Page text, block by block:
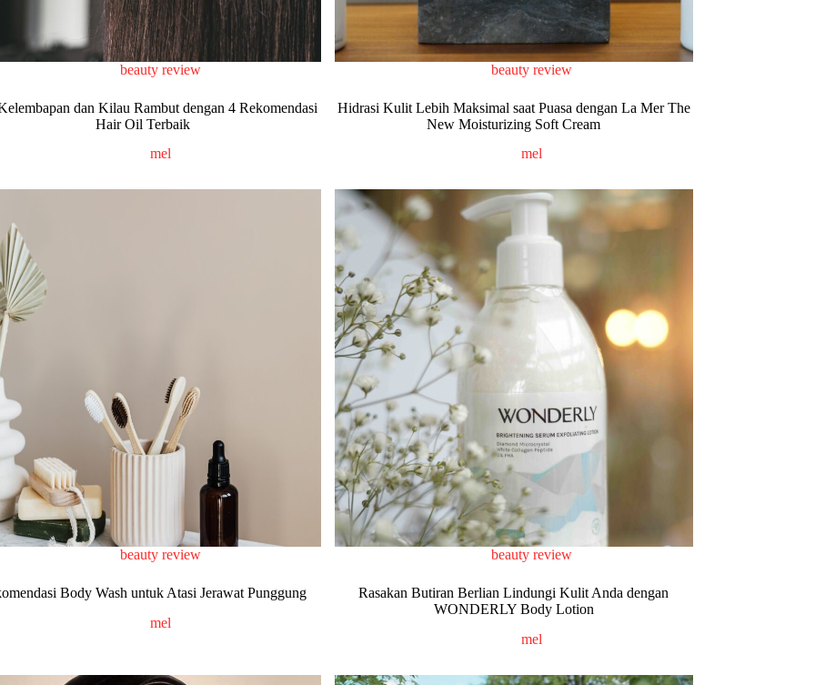
beauty review
dan Kilau Rambut dengan 4 Rekomendasi
Hair Oil Terbaik
mel
beauty review
Hidrasi Kulit Lebih Maksimal saat Puasa dengan La Mer The
New Moisturizing Soft Cream
mel
beauty review
Body Wash untuk Atasi Jerawat Punggung
mel
beauty review
Rasakan Butiran Berlian Lindungi Kulit Anda dengan
WONDERLY Body Lotion
mel